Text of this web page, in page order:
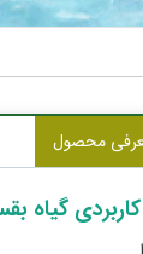
محصول
گیاه